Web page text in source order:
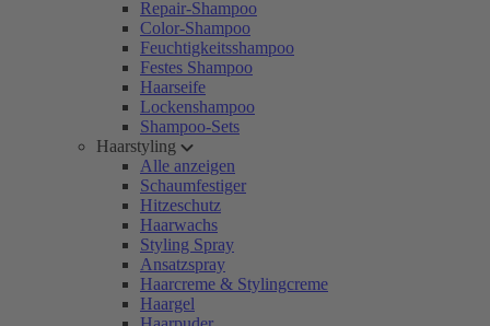
Repair-Shampoo
Color-Shampoo
Feuchtigkeitsshampoo
Festes Shampoo
Haarseife
Lockenshampoo
Shampoo-Sets
Haarstyling
Alle anzeigen
Schaumfestiger
Hitzeschutz
Haarwachs
Styling Spray
Ansatzspray
Haarcreme & Stylingcreme
Haargel